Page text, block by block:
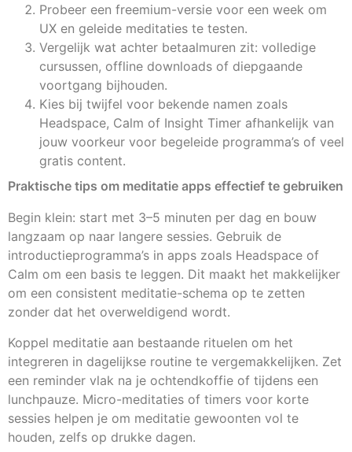
Probeer een freemium-versie voor een week om
UX en geleide meditaties te testen.
Vergelijk wat achter betaalmuren zit: volledige
cursussen, offline downloads of diepgaande
voortgang bijhouden.
Kies bij twijfel voor bekende namen zoals
Headspace, Calm of Insight Timer afhankelijk van
jouw voorkeur voor begeleide programma’s of veel
gratis content.
Praktische tips om meditatie apps effectief te gebruiken
Begin klein: start met 3–5 minuten per dag en bouw
langzaam op naar langere sessies. Gebruik de
introductieprogramma’s in apps zoals Headspace of
Calm om een basis te leggen. Dit maakt het makkelijker
om een consistent meditatie-schema op te zetten
zonder dat het overweldigend wordt.
Koppel meditatie aan bestaande rituelen om het
integreren in dagelijkse routine te vergemakkelijken. Zet
een reminder vlak na je ochtendkoffie of tijdens een
lunchpauze. Micro-meditaties of timers voor korte
sessies helpen je om meditatie gewoonten vol te
houden, zelfs op drukke dagen.